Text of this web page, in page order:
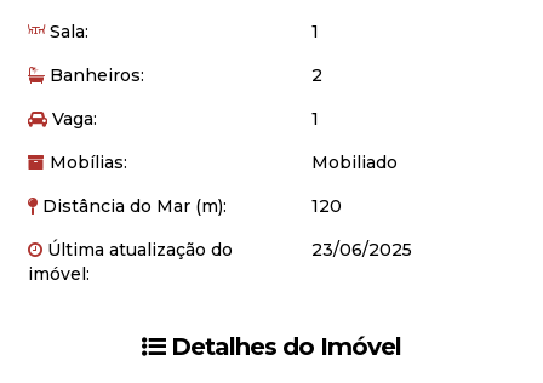
Sala:
1
Banheiros:
2
Vaga:
1
Mobílias:
Mobiliado
Distância do Mar (m):
120
Última atualização do
imóvel:
23/06/2025
Detalhes do Imóvel